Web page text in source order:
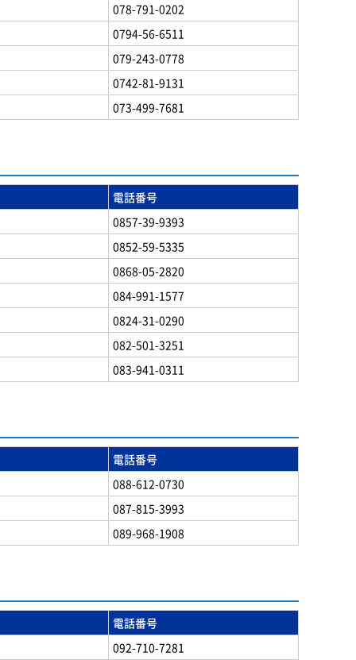
078-791-0202
0794-56-6511
079-243-0778
0742-81-9131
073-499-7681
電話番号
0857-39-9393
0852-59-5335
0868-05-2820
084-991-1577
0824-31-0290
082-501-3251
083-941-0311
電話番号
088-612-0730
087-815-3993
089-968-1908
電話番号
092-710-7281